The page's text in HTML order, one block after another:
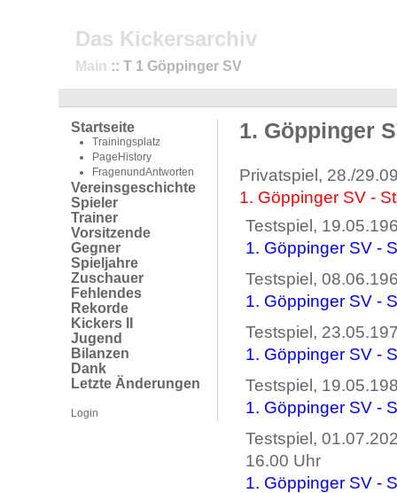
Das Kickersarchiv
Main :: T 1 Göppinger SV
Startseite
Trainingsplatz
PageHistory
FragenundAntworten
Vereinsgeschichte
Spieler
Trainer
Vorsitzende
Gegner
Spieljahre
Zuschauer
Fehlendes
Rekorde
Kickers II
Jugend
Bilanzen
Dank
Letzte Änderungen
Login
1. Göppinger
Privatspiel, 28./
1. Göppinger SV -
Testspiel,
1. Göppinger SV -
Testspiel,
1. Göppinger SV -
Testspiel,
1. Göppinger SV -
Testspiel,
1. Göppinger SV -
Testspiel,
16.00 Uhr
1. Göppinger SV -